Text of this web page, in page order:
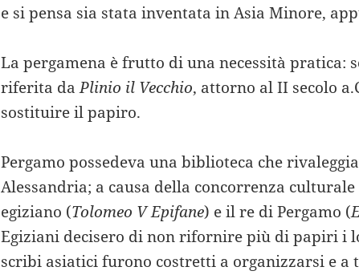
e si pensa sia stata inventata in Asia Minore,
La pergamena è frutto di una necessità pratica:
riferita daPlinio il Vecchio, attorno al II secolo
sostituire il papiro.
Pergamo possedeva una biblioteca che
Alessandria; a causa della concorrenza
egiziano (Tolomeo V Epifane) e il re di Pergamo (
Egiziani decisero di non rifornire più di papiri i
scribi asiatici furono costretti a organizzarsi e a